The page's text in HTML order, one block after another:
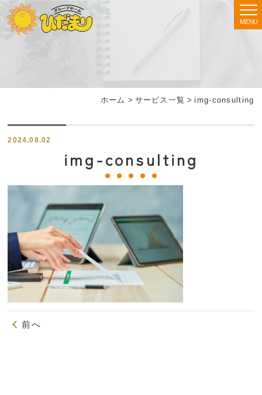
MENU
ホーム > サービス一覧 >img-consulting
2024.08.02
img-consulting
前へ